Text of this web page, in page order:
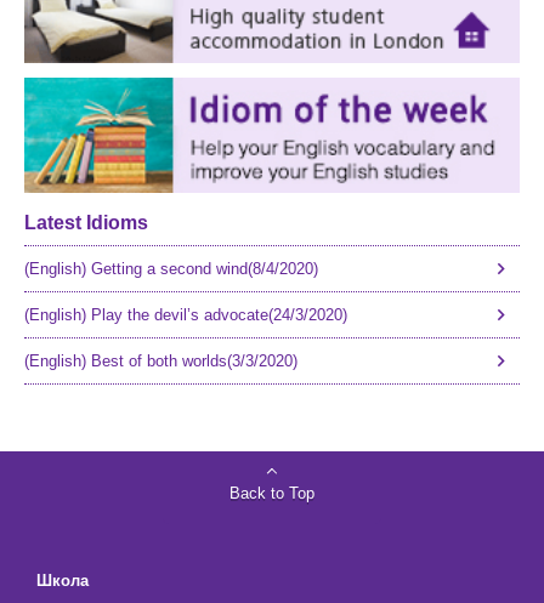
Latest Idioms
(English) Getting a second wind(8/4/2020)
(English) Play the devil’s advocate(24/3/2020)
(English) Best of both worlds(3/3/2020)
Back to Top
Школа